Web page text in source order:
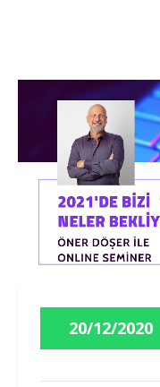
20/12/2020